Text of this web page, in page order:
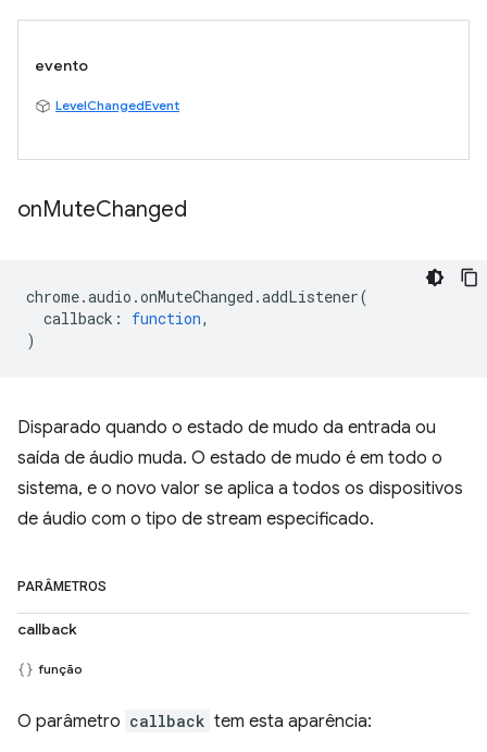
evento
LevelChangedEvent
onMuteChanged
chrome.audio .onMuteChanged .addListener(
callback : function,
)
Disparado quando o estado de mudo da entrada ou
saída de áudio muda. O estado de mudo é em todo o
sistema, e o novo valor se aplica a todos os dispositivos
de áudio com o tipo de stream especificado.
PARÂMETROS
callback
função
O parâmetro callback tem esta aparência: